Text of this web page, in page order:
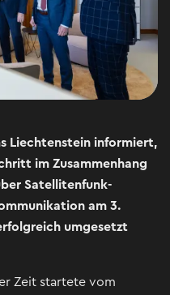
Liechtenstein informiert,
im Zusammenhang
Satellitenfunk-
am 3.
umgesetzt
Zeit startete vom